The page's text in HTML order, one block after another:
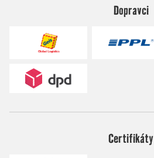
Dopravci
Certifikáty